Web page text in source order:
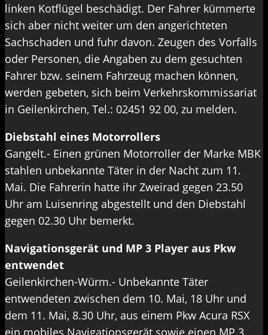
linken Kotflügel beschädigt. Der Fahrer kümmerte
sich aber nicht weiter um den angerichteten
Sachschaden und fuhr davon. Zeugen des Vorfalls
oder Personen, die Angaben zu dem gesuchten
Fahrer bzw. seinem Fahrzeug machen können,
werden gebeten, sich beim Verkehrskommissariat
in Geilenkirchen, Tel.: 02451 92 00, zu melden.
Diebstahl eines Motorrollers
Gangelt.- Einen grünen Motorroller der Marke MBK
stahlen unbekannte Täter in der Nacht zum 11.
Mai. Die Fahrerin hatte ihr Zweirad gegen 23.50
Uhr am Luisenring abgestellt und den Diebstahl
gegen 02.30 Uhr bemerkt.
Navigationsgerät und MP 3 Player aus Pkw
entwendet
Geilenkirchen-Würm.- Unbekannte Täter
entwendeten zwischen dem 10. Mai, 18 Uhr und
dem 11. Mai, 8.30 Uhr, aus einem Pkw Acura RSX